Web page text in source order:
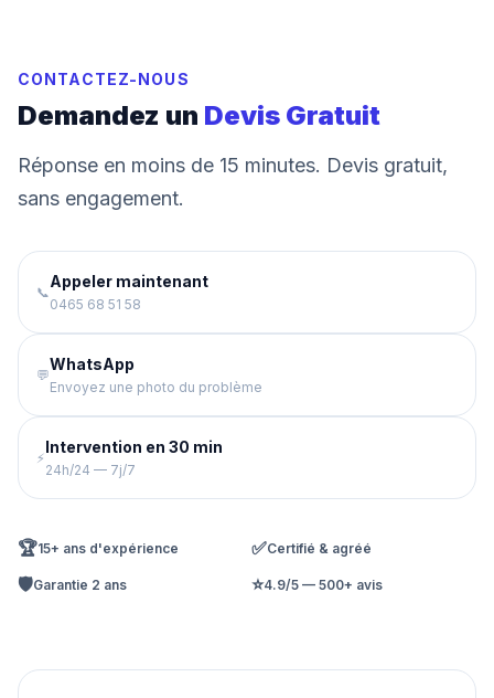
CONTACTEZ-NOUS
Demandez un Devis Gratuit
Réponse en moins de 15 minutes. Devis gratuit,
sans engagement.
📞
Appeler maintenant
0465 68 51 58
💬
WhatsApp
Envoyez une photo du problème
⚡
Intervention en 30 min
24h/24 — 7j/7
🏆15+ ans d'expérience ✅Certifié & agréé
🛡️Garantie 2 ans ⭐4.9/5 — 500+ avis